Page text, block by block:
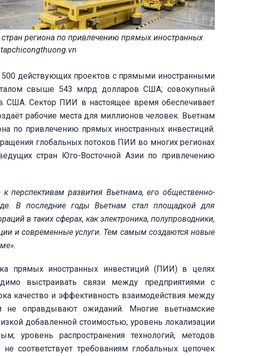
региона по привлечению прямых иностранных
действующих проектов с прямыми иностранными
свыше 543 млрд долларов США; совокупный
США. Сектор ПИИ в настоящее время обеспечивает
рабочие места для миллионов человек. Вьетнам
по привлечению прямых иностранных инвестиций.
глобальных потоков ПИИ во многих регионах
стран Юго-Восточной Азии по привлечению
перспективам развития Вьетнама, его общественно-
В последние годы Вьетнам стал площадкой для
в таких сферах, как электроника, полупроводники,
и современные услуги. Тем самым создаются новые
прямых иностранных инвестиций (ПИИ) в целях
выстраивать связи между предприятиями с
качество и эффективность взаимодействия между
оправдывают ожиданий. Многие вьетнамские
добавленной стоимостью; уровень локализации
уровень распространения технологий, методов
соответствует требованиям глобальных цепочек